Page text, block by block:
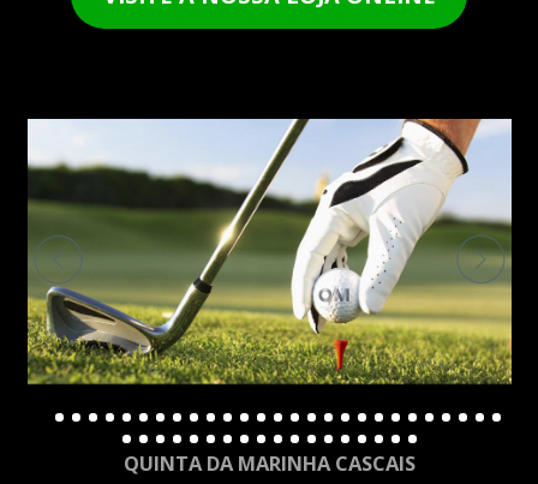
QUINTA DA MARINHA CASCAIS